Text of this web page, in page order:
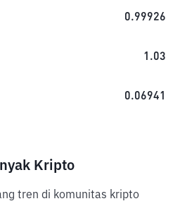
0.99926
1.03
0.06941
Kripto
tren di komunitas kripto